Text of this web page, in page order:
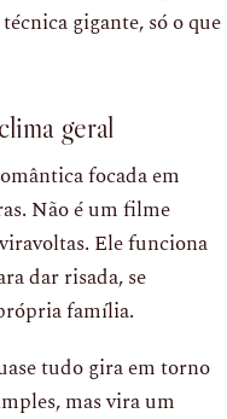
gigante, só o que
geral
focada em
Não é um filme
Ele funciona
dar risada, se
família.
tudo gira em torno
mas vira um